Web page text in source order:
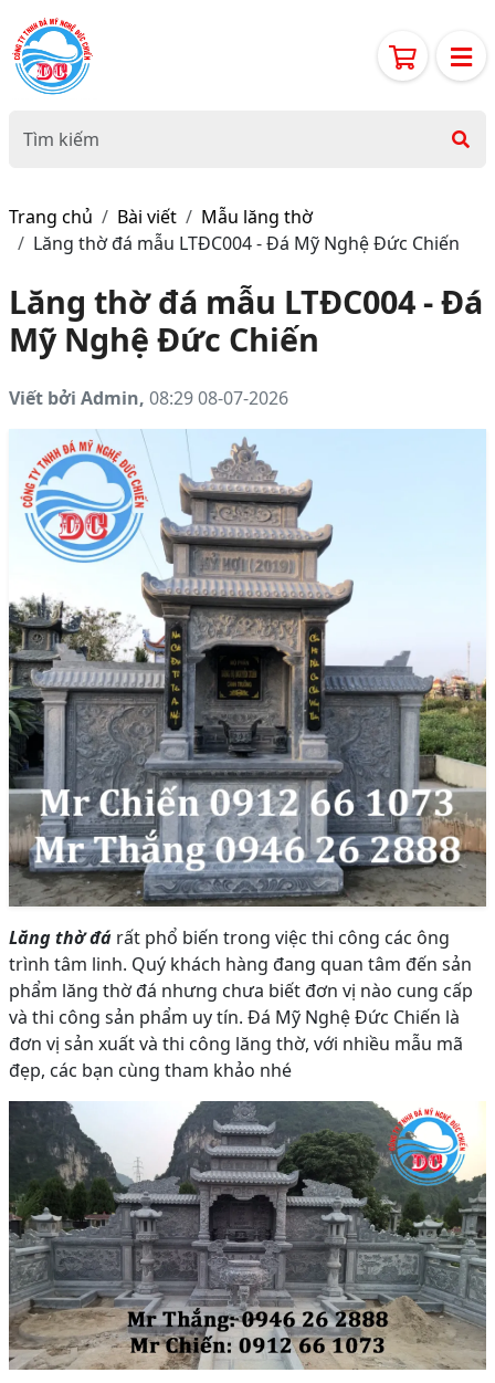
Trang chủ Bài viết
Mẫu lăng thờ
Lăng thờ đá mẫu LTĐC004 - Đá Mỹ Nghệ Đức Chiến
Lăng thờ đá mẫu LTĐC004 - Đá
Mỹ Nghệ Đức Chiến
Viết bởi Admin, 08:29 08-07-2026
Lăng thờ đá rất phổ biến trong việc thi công các ông
trình tâm linh. Quý khách hàng đang quan tâm đến sản
phẩm lăng thờ đá nhưng chưa biết đơn vị nào cung cấp
và thi công sản phẩm uy tín. Đá Mỹ Nghệ Đức Chiến là
đơn vị sản xuất và thi công lăng thờ, với nhiều mẫu mã
đẹp, các bạn cùng tham khảo nhé